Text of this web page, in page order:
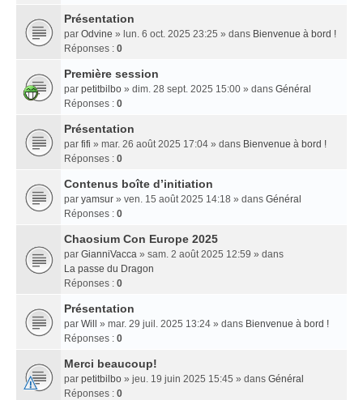
Présentation
par Odvine » lun. 6 oct. 2025 23:25 » dans Bienvenue à bord !
Réponses : 0
Première session
par petitbilbo » dim. 28 sept. 2025 15:00 » dans Général
Réponses : 0
Présentation
par fifi » mar. 26 août 2025 17:04 » dans Bienvenue à bord !
Réponses : 0
Contenus boîte d’initiation
par yamsur » ven. 15 août 2025 14:18 » dans Général
Réponses : 0
Chaosium Con Europe 2025
par GianniVacca » sam. 2 août 2025 12:59 » dans
La passe du Dragon
Réponses : 0
Présentation
par Will » mar. 29 juil. 2025 13:24 » dans Bienvenue à bord !
Réponses : 0
Merci beaucoup!
par petitbilbo » jeu. 19 juin 2025 15:45 » dans Général
Réponses : 0